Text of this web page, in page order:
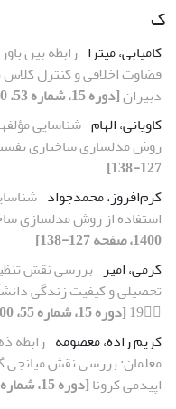
ک
کامیابی، میترا رابطه بین
قضاوت اخلاقی و کنترل کلاس
دبیران[دوره 15، شماره 53، 1400، صفحه 110-126]
کاویانی، الهام شناسایی
روش مدل‏سازی ساختاری
127-138]
کرم‌افروز، محمدجواد
استفاده از روش مدل‏سازی
1400، صفحه 127-138]
کرمی، امیر بررسی نقش
تحصیلی و کیفیت زندگی
19[دوره 15، شماره 55، 1400، صفحه 133-142]
کریم زاده، معصومه رابطه
معلمان: بررسی نقش میانجی‏
اپیدمی کرونا[دوره 15، شماره 55، 1400، صفحه 98-109]